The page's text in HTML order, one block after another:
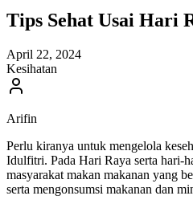
Tips Sehat Usai Hari
April 22, 2024
Kesihatan
Arifin
Perlu kiranya untuk mengelola
Idulfitri. Pada Hari Raya serta hari-
masyarakat makan makanan yang
serta mengonsumsi makanan dan